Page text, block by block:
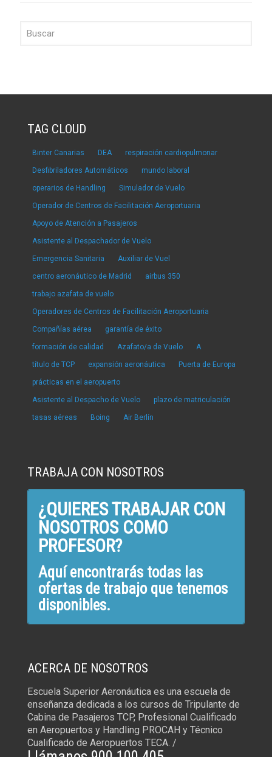
TAG CLOUD
Binter Canarias DEA respiración cardiopulmonar
Desfibriladores Automáticos mundo laboral
operarios de Handling Simulador de Vuelo
Operador de Centros de Facilitación Aeroportuaria
Apoyo de Atención a Pasajeros
Asistente al Despachador de Vuelo
Emergencia Sanitaria Auxiliar de Vuel
centro aeronáutico de Madrid airbus 350
trabajo azafata de vuelo
Operadores de Centros de Facilitación Aeroportuaria
Compañías aérea garantía de éxito
formación de calidad Azafato/a de Vuelo A
título de TCP expansión aeronáutica Puerta de Europa
prácticas en el aeropuerto
Asistente al Despacho de Vuelo plazo de matriculación
tasas aéreas Boing Air Berlín
TRABAJA CON NOSOTROS
¿QUIERES TRABAJAR CON
NOSOTROS COMO
PROFESOR?
Aquí encontrarás todas las
ofertas de trabajo que tenemos
disponibles.
ACERCA DE NOSOTROS
Escuela Superior Aeronáutica es una escuela de
enseñanza dedicada a los cursos de Tripulante de
Cabina de Pasajeros TCP, Profesional Cualificado
en Aeropuertos y Handling PROCAH y Técnico
Cualificado de Aeropuertos TECA. /